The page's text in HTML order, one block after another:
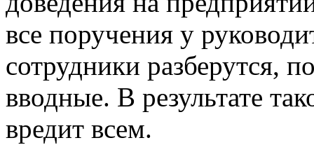
все поручения у
сотрудники разберутся,
вводные. В результате
вредит всем.